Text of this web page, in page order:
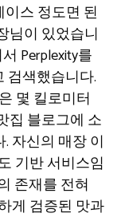
스 정도면 된
님이 있었습니
Perplexity를
검색했습니다.
몇 킬로미터
집 블로그에 소
자신의 매장 이
기반 서비스임
존재를 전혀
게 검증된 맛과